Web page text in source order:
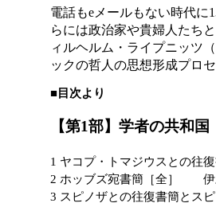
電話もeメールもない時代に
らには政治家や貴婦人たち
ィルヘルム・ライプニッツ
ックの哲人の思想形成プロ
■目次より
【第1部】学者の共和国
1 ヤコプ・トマジウスとの
2 ホッブズ宛書簡［全］ 伊
3 スピノザとの往復書簡と